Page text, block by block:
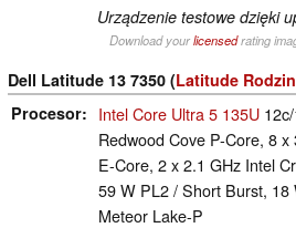
Urządzenie testowe dzięki
Download yourlicensedrating
Dell Latitude 13 7350 (Latitude
Procesor
Intel Core Ultra 5 135U
Redwood Cove P-Core, 8
E-Core, 2 x 2.1 GHz Intel
59 W PL2 / Short Burst, 18
Meteor Lake-P